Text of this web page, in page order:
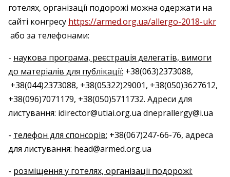
готелях, організації подорожі можна одержати на
сайті конгресу https://armed.org.ua/allergo-2018-ukr
або за телефонами:
- наукова програма, реєстрація делегатів, вимоги
до матеріалів для публікації: +38(063)2373088,
+38(044)2373088, +38(05322)29001, +38(050)3627612,
+38(096)7071179, +38(050)5711732. Адреси для
листування: idirector@utiai.org.ua dneprallergy@i.ua
- телефон для спонсорів: +38(067)247-66-76, адреса
для листування: head@armed.org.ua
- розміщення у готелях, організації подорожі: